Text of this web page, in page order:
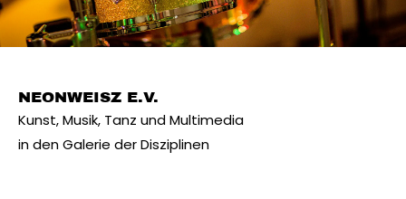
NEONWEISZ E.V.
Kunst, Musik, Tanz und Multimedia
in den Galerie der Disziplinen